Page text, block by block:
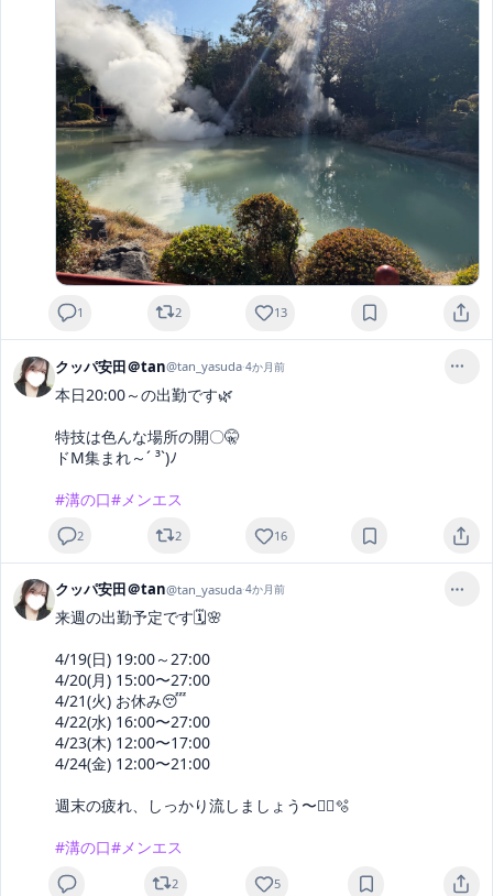
1 2 13
クッパ安田＠tan@tan_yasuda·4か月前
本日20:00～の出勤です🌿‬
特技は色んな場所の開〇🤫
ドM集まれ～´ ³`)ﾉ
#溝の口#メンエス
2 2 16
クッパ安田＠tan@tan_yasuda·4か月前
来週の出勤予定です🗓🌸
4/19(日) 19:00～27:00
4/20(月) 15:00〜27:00
4/21(火) お休み😴
4/22(水) 16:00〜27:00
4/23(木) 12:00〜17:00
4/24(金) 12:00〜21:00
週末の疲れ、しっかり流しましょう〜💆‍♂️🫧
#溝の口#メンエス
2 5